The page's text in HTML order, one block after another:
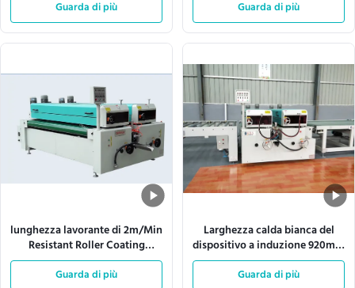
Guarda di più Guarda di più
lunghezza lavorante di 2m/Min
Resistant Roller Coating
Equipment 300mm
Guarda di più
Larghezza calda bianca del
dispositivo a induzione 920mm
Effecive del rotolo della colata
di CA 110v doppia
Guarda di più